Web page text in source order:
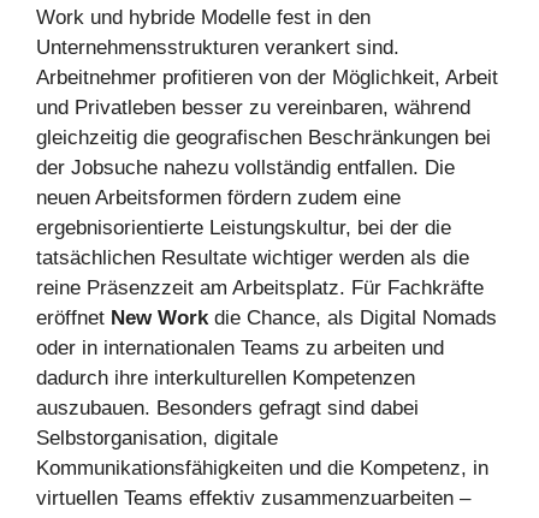
Work und hybride Modelle fest in den
Unternehmensstrukturen verankert sind.
Arbeitnehmer profitieren von der Möglichkeit, Arbeit
und Privatleben besser zu vereinbaren, während
gleichzeitig die geografischen Beschränkungen bei
der Jobsuche nahezu vollständig entfallen. Die
neuen Arbeitsformen fördern zudem eine
ergebnisorientierte Leistungskultur, bei der die
tatsächlichen Resultate wichtiger werden als die
reine Präsenzzeit am Arbeitsplatz. Für Fachkräfte
eröffnet New Workdie Chance, als Digital Nomads
oder in internationalen Teams zu arbeiten und
dadurch ihre interkulturellen Kompetenzen
auszubauen. Besonders gefragt sind dabei
Selbstorganisation, digitale
Kommunikationsfähigkeiten und die Kompetenz, in
virtuellen Teams effektiv zusammenzuarbeiten –